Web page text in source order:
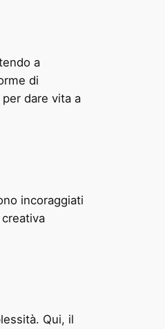
a
di
dare vita a
incoraggiati
Qui, il